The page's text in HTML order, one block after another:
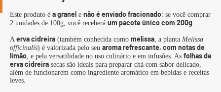
Este produto é a granel e não é enviado fracionado: se você comprar
2 unidades de 100g, você receberá um pacote único com 200g.
A erva cidreira (também conhecida como melissa, a planta Melissa
officinalis) é valorizada pelo seu aroma refrescante, com notas de
limão, e pela versatilidade no uso culinário e em infusões. As folhas de
erva cidreira secas são ideais para preparar chá com sabor delicado,
além de funcionarem como ingrediente aromático em bebidas e receitas
leves.